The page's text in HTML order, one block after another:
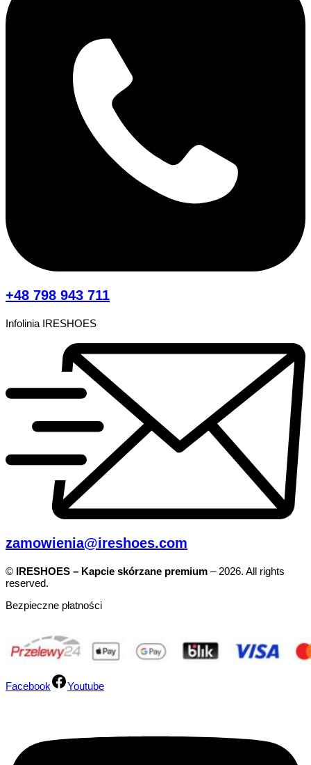
+48 798 943 711
Infolinia IRESHOES
zamowienia@ireshoes.com
© IRESHOES – Kapcie skórzane premium – 2026. All rights
reserved.
Bezpieczne płatności
Facebook Youtube